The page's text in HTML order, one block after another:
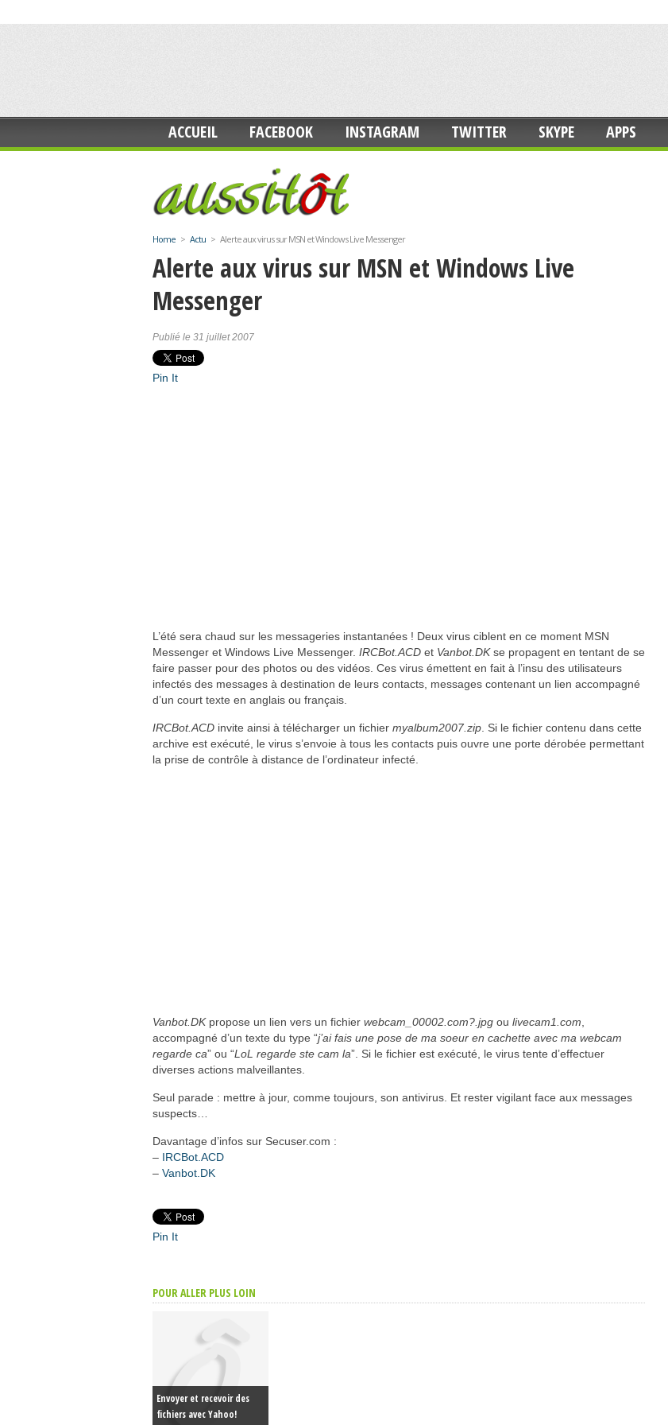
ACCUEIL FACEBOOK INSTAGRAM TWITTER SKYPE APPS
Home > Actu > Alerte aux virus sur MSN et Windows Live Messenger
Alerte aux virus sur MSN et Windows Live
Messenger
Publié le 31 juillet 2007
Pin It
L’été sera chaud sur les messageries instantanées ! Deux virus ciblent en ce moment MSN
Messenger et Windows Live Messenger. IRCBot.ACD et Vanbot.DKse propagent en tentant de se
faire passer pour des photos ou des vidéos. Ces virus émettent en fait à l’insu des utilisateurs
infectés des messages à destination de leurs contacts, messages contenant un lien accompagné
d’un court texte en anglais ou français.
IRCBot.ACD invite ainsi à télécharger un fichier myalbum2007.zip . Si le fichier contenu dans cette
archive est exécuté, le virus s’envoie à tous les contacts puis ouvre une porte dérobée permettant
la prise de contrôle à distance de l’ordinateur infecté.
Vanbot.DKpropose un lien vers un fichier webcam_00002.com?.jpg ou livecam1.com
accompagné d’un texte du type “j’ai fais une pose de ma soeur en cachette avec ma webcam
regarde ca” ou “LoL regarde ste cam la”. Si le fichier est exécuté, le virus tente d’effectuer
diverses actions malveillantes.
Seul parade : mettre à jour, comme toujours, son antivirus. Et rester vigilant face aux messages
suspects…
Davantage d’infos sur Secuser.com :
– IRCBot.ACD
– Vanbot.DK
Pin It
POUR ALLER PLUS LOIN
Envoyer et recevoir des
fichiers avec Yahoo!